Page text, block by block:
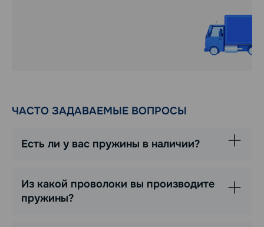
ЧАСТО ЗАДАВАЕМЫЕ ВОПРОСЫ
Есть ли у вас пружины в наличии?
Из какой проволоки вы производите
пружины?